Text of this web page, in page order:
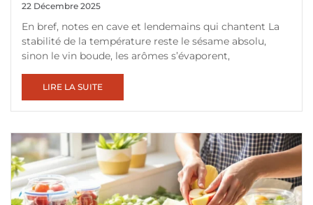
22 Décembre 2025
En bref, notes en cave et lendemains qui chantent La
stabilité de la température reste le sésame absolu,
sinon le vin boude, les arômes s’évaporent,
LIRE LA SUITE